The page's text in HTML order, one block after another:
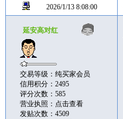
2026/1/13 8:08:00
延安高对红
交易等级：纯买家会员
信用积分：2495
评分次数：585
营业执照： 点击查看
发贴次数：4509